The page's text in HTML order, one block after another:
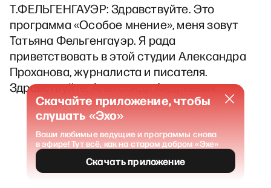
Т.ФЕЛЬГЕНГАУЭР: Здравствуйте. Это
программа «Особое мнение», меня зовут
Татьяна Фельгенгауэр. Я рада
приветствовать в этой студии Александра
Проханова, журналиста и писателя.
Здравствуйте, Александр Андреевич.
Скачайте приложение, чтобы
слушать «Эхо»
Ваши любимые ведущие и программы снова
в эфире! Тут всё, как на старом добром «Эхе»
Скачать приложение